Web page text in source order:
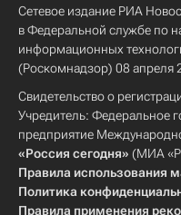
Сетевое издание РИА
в Федеральной службе по
информационных
(Роскомнадзор) 08 апреля
Свидетельство о
Учредитель: Федеральное
предприятие
«Россия сегодня» (МИА
Правила использования
Политика
Правила применения